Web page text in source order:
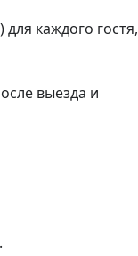
каждого гостя,
выезда и